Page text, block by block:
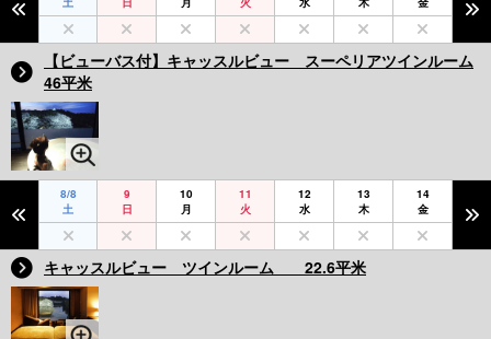
【ビューバス付】キャッスルビュー スーペリアツインルーム
46平米
8/8
土
9
日
10
月
11
火
12
水
13
木
14
金
キャッスルビュー ツインルーム 22.6平米